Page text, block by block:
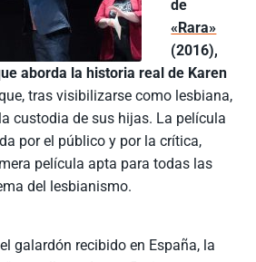
de
«Rara»
(2016),
aborda la historia real de Karen
tras visibilizarse como lesbiana,
custodia de sus hijas. La película
por el público y por la crítica,
película apta para todas las
del lesbianismo.
galardón recibido en España, la